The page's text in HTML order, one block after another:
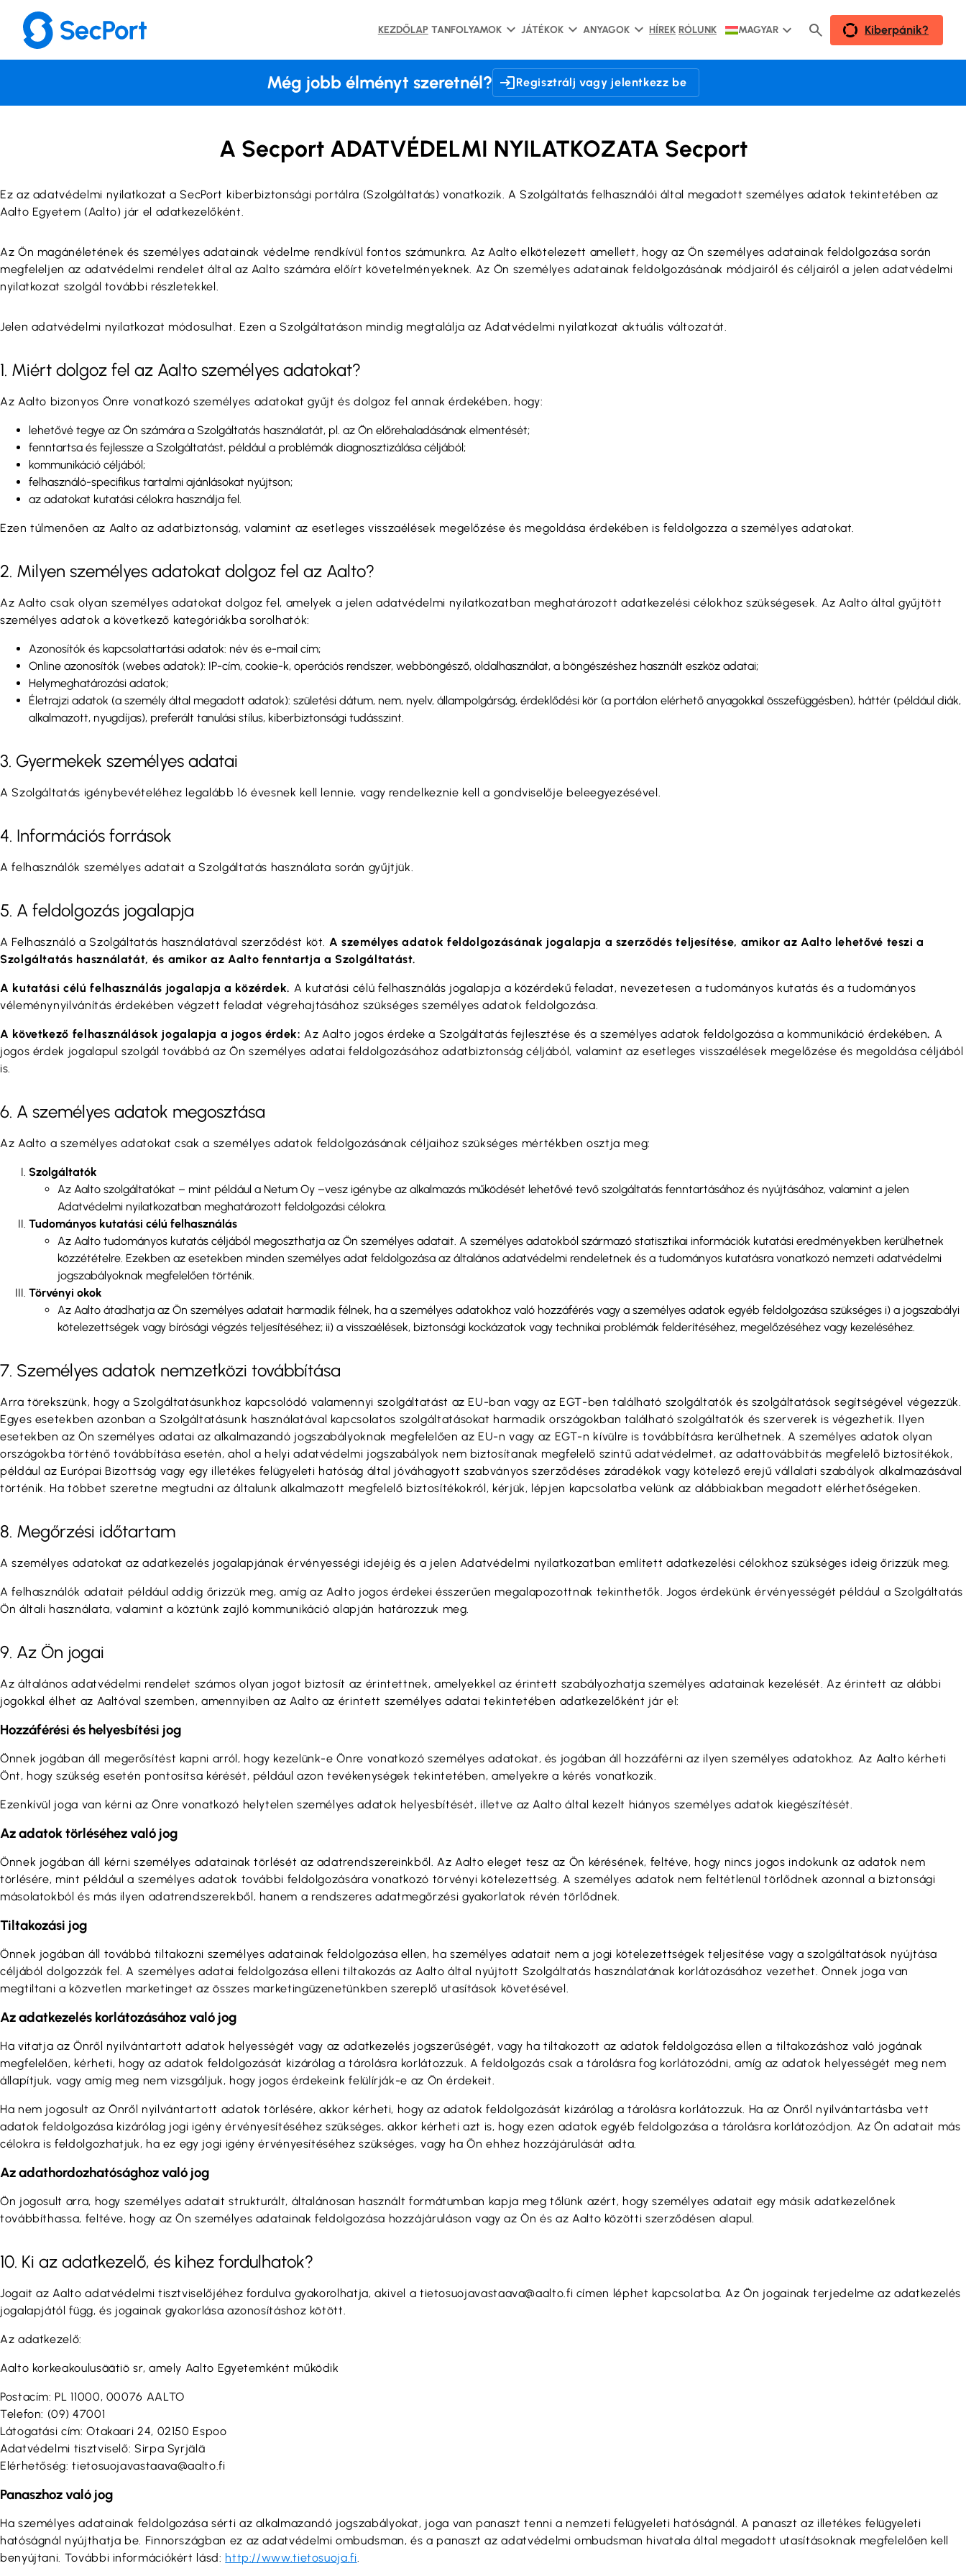
tartalomhoz
KEZDŐLAP TANFOLYAMOK JÁTÉKOK ANYAGOK HÍREK RÓLUNK MAGYAR Kiberpánik?
Még jobb élményt szeretnél? Regisztrálj vagy jelentkezz be
A Secport ADATVÉDELMI NYILATKOZATA Secport
Ez az adatvédelmi nyilatkozat a SecPort kiberbiztonsági portálra (Szolgáltatás) vonatkozik. A Szolgáltatás felhasználói által megadott személyes adatok tekintetében az
Aalto Egyetem (Aalto) jár el adatkezelőként.
Az Ön magánéletének és személyes adatainak védelme rendkívül fontos számunkra. Az Aalto elkötelezett amellett, hogy az Ön személyes adatainak feldolgozása során
megfeleljen az adatvédelmi rendelet által az Aalto számára előírt követelményeknek. Az Ön személyes adatainak feldolgozásának módjairól és céljairól a jelen adatvédelmi
nyilatkozat szolgál további részletekkel.
Jelen adatvédelmi nyilatkozat módosulhat. Ezen a Szolgáltatáson mindig megtalálja az Adatvédelmi nyilatkozat aktuális változatát.
1. Miért dolgoz fel az Aalto személyes adatokat?
Az Aalto bizonyos Önre vonatkozó személyes adatokat gyűjt és dolgoz fel annak érdekében, hogy:
lehetővé tegye az Ön számára a Szolgáltatás használatát, pl. az Ön előrehaladásának elmentését;
fenntartsa és fejlessze a Szolgáltatást, például a problémák diagnosztizálása céljából;
kommunikáció céljából;
felhasználó-specifikus tartalmi ajánlásokat nyújtson;
az adatokat kutatási célokra használja fel.
Ezen túlmenően az Aalto az adatbiztonság, valamint az esetleges visszaélések megelőzése és megoldása érdekében is feldolgozza a személyes adatokat.
2. Milyen személyes adatokat dolgoz fel az Aalto?
Az Aalto csak olyan személyes adatokat dolgoz fel, amelyek a jelen adatvédelmi nyilatkozatban meghatározott adatkezelési célokhoz szükségesek. Az Aalto által gyűjtött
személyes adatok a következő kategóriákba sorolhatók:
Azonosítók és kapcsolattartási adatok: név és e-mail cím;
Online azonosítók (webes adatok): IP-cím, cookie-k, operációs rendszer, webböngésző, oldalhasználat, a böngészéshez használt eszköz adatai;
Helymeghatározási adatok;
Életrajzi adatok (a személy által megadott adatok): születési dátum, nem, nyelv, állampolgárság, érdeklődési kör (a portálon elérhető anyagokkal összefüggésben), háttér (például diák,
alkalmazott, nyugdíjas), preferált tanulási stílus, kiberbiztonsági tudásszint.
3. Gyermekek személyes adatai
A Szolgáltatás igénybevételéhez legalább 16 évesnek kell lennie, vagy rendelkeznie kell a gondviselője beleegyezésével.
4. Információs források
A felhasználók személyes adatait a Szolgáltatás használata során gyűjtjük.
5. A feldolgozás jogalapja
A Felhasználó a Szolgáltatás használatával szerződést köt. A személyes adatok feldolgozásának jogalapja a szerződés teljesítése, amikor az Aalto lehetővé teszi a
Szolgáltatás használatát, és amikor az Aalto fenntartja a Szolgáltatást.
A kutatási célú felhasználás jogalapja a közérdek. A kutatási célú felhasználás jogalapja a közérdekű feladat, nevezetesen a tudományos kutatás és a tudományos
véleménynyilvánítás érdekében végzett feladat végrehajtásához szükséges személyes adatok feldolgozása.
A következő felhasználások jogalapja a jogos érdek:Az Aalto jogos érdeke a Szolgáltatás fejlesztése és a személyes adatok feldolgozása a kommunikáció érdekében. A
jogos érdek jogalapul szolgál továbbá az Ön személyes adatai feldolgozásához adatbiztonság céljából, valamint az esetleges visszaélések megelőzése és megoldása céljából
is.
6. A személyes adatok megosztása
Az Aalto a személyes adatokat csak a személyes adatok feldolgozásának céljaihoz szükséges mértékben osztja meg:
Szolgáltatók
Az Aalto szolgáltatókat – mint például a Netum Oy –vesz igénybe az alkalmazás működését lehetővé tevő szolgáltatás fenntartásához és nyújtásához, valamint a jelen
Adatvédelmi nyilatkozatban meghatározott feldolgozási célokra.
Tudományos kutatási célú felhasználás
Az Aalto tudományos kutatás céljából megoszthatja az Ön személyes adatait. A személyes adatokból származó statisztikai információk kutatási eredményekben kerülhetnek
közzétételre. Ezekben az esetekben minden személyes adat feldolgozása az általános adatvédelmi rendeletnek és a tudományos kutatásra vonatkozó nemzeti adatvédelmi
jogszabályoknak megfelelően történik.
Törvényi okok
Az Aalto átadhatja az Ön személyes adatait harmadik félnek, ha a személyes adatokhoz való hozzáférés vagy a személyes adatok egyéb feldolgozása szükséges i) a jogszabályi
kötelezettségek vagy bírósági végzés teljesítéséhez; ii) a visszaélések, biztonsági kockázatok vagy technikai problémák felderítéséhez, megelőzéséhez vagy kezeléséhez.
7. Személyes adatok nemzetközi továbbítása
Arra törekszünk, hogy a Szolgáltatásunkhoz kapcsolódó valamennyi szolgáltatást az EU-ban vagy az EGT-ben található szolgáltatók és szolgáltatások segítségével végezzük.
Egyes esetekben azonban a Szolgáltatásunk használatával kapcsolatos szolgáltatásokat harmadik országokban található szolgáltatók és szerverek is végezhetik. Ilyen
esetekben az Ön személyes adatai az alkalmazandó jogszabályoknak megfelelően az EU-n vagy az EGT-n kívülre is továbbításra kerülhetnek. A személyes adatok olyan
országokba történő továbbítása esetén, ahol a helyi adatvédelmi jogszabályok nem biztosítanak megfelelő szintű adatvédelmet, az adattovábbítás megfelelő biztosítékok,
például az Európai Bizottság vagy egy illetékes felügyeleti hatóság által jóváhagyott szabványos szerződéses záradékok vagy kötelező erejű vállalati szabályok alkalmazásával
történik. Ha többet szeretne megtudni az általunk alkalmazott megfelelő biztosítékokról, kérjük, lépjen kapcsolatba velünk az alábbiakban megadott elérhetőségeken.
8. Megőrzési időtartam
A személyes adatokat az adatkezelés jogalapjának érvényességi idejéig és a jelen Adatvédelmi nyilatkozatban említett adatkezelési célokhoz szükséges ideig őrizzük meg.
A felhasználók adatait például addig őrizzük meg, amíg az Aalto jogos érdekei ésszerűen megalapozottnak tekinthetők. Jogos érdekünk érvényességét például a Szolgáltatás
Ön általi használata, valamint a köztünk zajló kommunikáció alapján határozzuk meg.
9. Az Ön jogai
Az általános adatvédelmi rendelet számos olyan jogot biztosít az érintettnek, amelyekkel az érintett szabályozhatja személyes adatainak kezelését. Az érintett az alábbi
jogokkal élhet az Aaltóval szemben, amennyiben az Aalto az érintett személyes adatai tekintetében adatkezelőként jár el:
Hozzáférési és helyesbítési jog
Önnek jogában áll megerősítést kapni arról, hogy kezelünk-e Önre vonatkozó személyes adatokat, és jogában áll hozzáférni az ilyen személyes adatokhoz. Az Aalto kérheti
Önt, hogy szükség esetén pontosítsa kérését, például azon tevékenységek tekintetében, amelyekre a kérés vonatkozik.
Ezenkívül joga van kérni az Önre vonatkozó helytelen személyes adatok helyesbítését, illetve az Aalto által kezelt hiányos személyes adatok kiegészítését.
Az adatok törléséhez való jog
Önnek jogában áll kérni személyes adatainak törlését az adatrendszereinkből. Az Aalto eleget tesz az Ön kérésének, feltéve, hogy nincs jogos indokunk az adatok nem
törlésére, mint például a személyes adatok további feldolgozására vonatkozó törvényi kötelezettség. A személyes adatok nem feltétlenül törlődnek azonnal a biztonsági
másolatokból és más ilyen adatrendszerekből, hanem a rendszeres adatmegőrzési gyakorlatok révén törlődnek.
Tiltakozási jog
Önnek jogában áll továbbá tiltakozni személyes adatainak feldolgozása ellen, ha személyes adatait nem a jogi kötelezettségek teljesítése vagy a szolgáltatások nyújtása
céljából dolgozzák fel. A személyes adatai feldolgozása elleni tiltakozás az Aalto által nyújtott Szolgáltatás használatának korlátozásához vezethet. Önnek joga van
megtiltani a közvetlen marketinget az összes marketingüzenetünkben szereplő utasítások követésével.
Az adatkezelés korlátozásához való jog
Ha vitatja az Önről nyilvántartott adatok helyességét vagy az adatkezelés jogszerűségét, vagy ha tiltakozott az adatok feldolgozása ellen a tiltakozáshoz való jogának
megfelelően, kérheti, hogy az adatok feldolgozását kizárólag a tárolásra korlátozzuk. A feldolgozás csak a tárolásra fog korlátozódni, amíg az adatok helyességét meg nem
állapítjuk, vagy amíg meg nem vizsgáljuk, hogy jogos érdekeink felülírják-e az Ön érdekeit.
Ha nem jogosult az Önről nyilvántartott adatok törlésére, akkor kérheti, hogy az adatok feldolgozását kizárólag a tárolásra korlátozzuk. Ha az Önről nyilvántartásba vett
adatok feldolgozása kizárólag jogi igény érvényesítéséhez szükséges, akkor kérheti azt is, hogy ezen adatok egyéb feldolgozása a tárolásra korlátozódjon. Az Ön adatait más
célokra is feldolgozhatjuk, ha ez egy jogi igény érvényesítéséhez szükséges, vagy ha Ön ehhez hozzájárulását adta.
Az adathordozhatósághoz való jog
Ön jogosult arra, hogy személyes adatait strukturált, általánosan használt formátumban kapja meg tőlünk azért, hogy személyes adatait egy másik adatkezelőnek
továbbíthassa, feltéve, hogy az Ön személyes adatainak feldolgozása hozzájáruláson vagy az Ön és az Aalto közötti szerződésen alapul.
10. Ki az adatkezelő, és kihez fordulhatok?
Jogait az Aalto adatvédelmi tisztviselőjéhez fordulva gyakorolhatja, akivel a tietosuojavastaava@aalto.fi címen léphet kapcsolatba. Az Ön jogainak terjedelme az adatkezelés
jogalapjától függ, és jogainak gyakorlása azonosításhoz kötött.
Az adatkezelő:
Aalto korkeakoulusäätiö sr, amely Aalto Egyetemként működik
Postacím: PL 11000, 00076 AALTO
Telefon: (09) 47001
Látogatási cím: Otakaari 24, 02150 Espoo
Adatvédelmi tisztviselő: Sirpa Syrjälä
Elérhetőség: tietosuojavastaava@aalto.fi
Panaszhoz való jog
Ha személyes adatainak feldolgozása sérti az alkalmazandó jogszabályokat, joga van panaszt tenni a nemzeti felügyeleti hatóságnál. A panaszt az illetékes felügyeleti
hatóságnál nyújthatja be. Finnországban ez az adatvédelmi ombudsman, és a panaszt az adatvédelmi ombudsman hivatala által megadott utasításoknak megfelelően kell
benyújtani. További információkért lásd: http://www.tietosuoja.fi.